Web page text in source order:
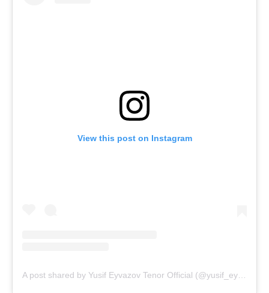
View this post on Instagram
A post shared by Yusif Eyvazov Tenor Official (@yusif_eyvazov_official)